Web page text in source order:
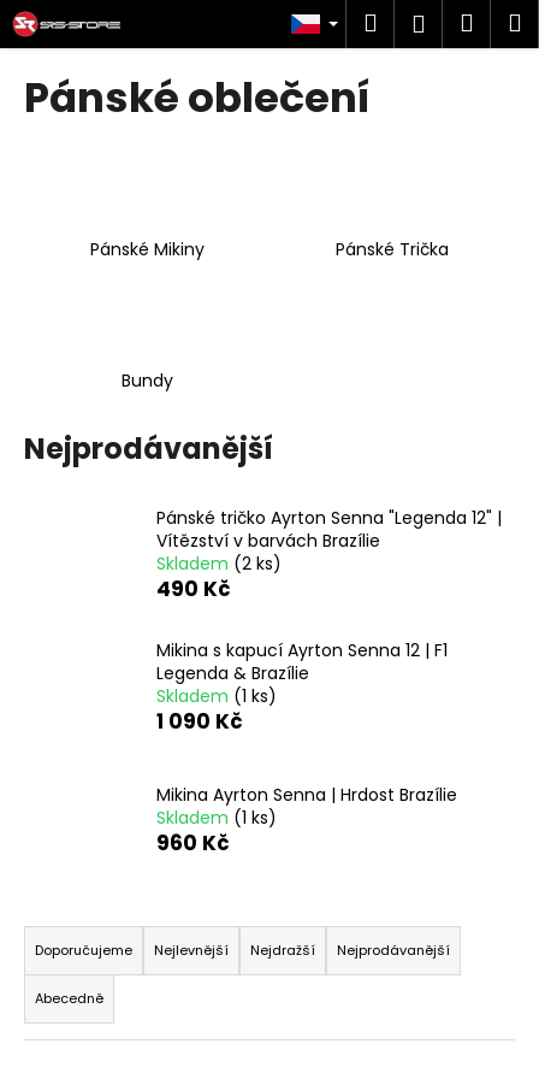
Přejít
na
obsah
Hledat
Pánské oblečení
Pánské Mikiny Pánské Trička
Bundy
Nejprodávanější
Pánské tričko Ayrton Senna "Legenda 12" |
Vítězství v barvách Brazílie
Skladem (2 ks)
490 Kč
Mikina s kapucí Ayrton Senna 12 | F1
Legenda & Brazílie
Skladem (1 ks)
1 090 Kč
Mikina Ayrton Senna | Hrdost Brazílie
Skladem (1 ks)
960 Kč
Ř
a
z
e
n
Doporučujeme Nejlevnější Nejdražší Nejprodávanější
Abecedně
K
o
e
HLEDAT
D
o
p
o
r